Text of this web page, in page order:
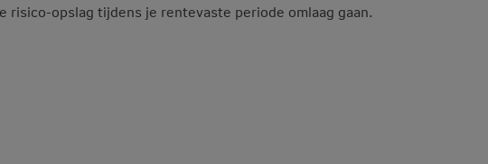
risico-opslag tijdens je rentevaste periode omlaag gaan.